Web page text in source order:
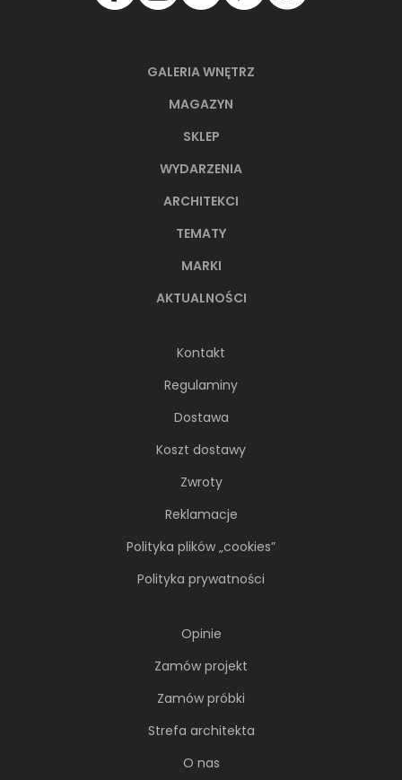
66-metrowy apartament:
Młoda, żyjąca dynamicznie inwestorka przez
lata kursowała między światowymi
Soft minimalizm z duszą. 65-
chłodnej, zachowawczej estetyce. Nawet
GALERIA WNĘTRZ
MAGAZYN
SKLEP
WYDARZENIA
ARCHITEKCI
TEMATY
MARKI
AKTUALNOŚCI
Kontakt
Regulaminy
Dostawa
Koszt dostawy
Zwroty
Reklamacje
Polityka plików „cookies”
Polityka prywatności
Opinie
Zamów projekt
Zamów próbki
Strefa architekta
O nas